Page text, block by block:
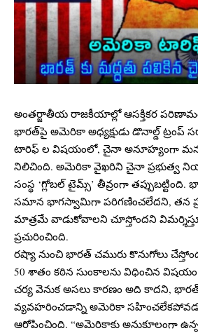
అంతర్జాతీయ రాజకీయాల్లో ఆసక్తికర పరిణామం
భారత్‌పై అమెరికా అధ్యక్షుడు డొనాల్డ్ ట్రంప్
టారిఫ్ ల విషయంలో, చైనా అనూహ్యంగా మన
నిలిచింది. అమెరికా వైఖరిని చైనా ప్రభుత్వ
సంస్థ ‘గ్లోబల్ టైమ్స్’ తీవ్రంగా
సమాన భాగస్వామిగా పరిగణించలేదని, తన
మాత్రమే వాడుకోవాలని చూస్తోందని
ప్రచురించింది.
రష్యా నుంచి భారత్ చమురు కొనుగోలు
50 శాతం కఠిన సుంకాలను విధించిన
చర్య వెనుక అసలు కారణం అది కాదని,
వ్యవహరించడాన్ని అమెరికా
ఆరోపించింది. “అమెరికాకు అనుకూలంగా